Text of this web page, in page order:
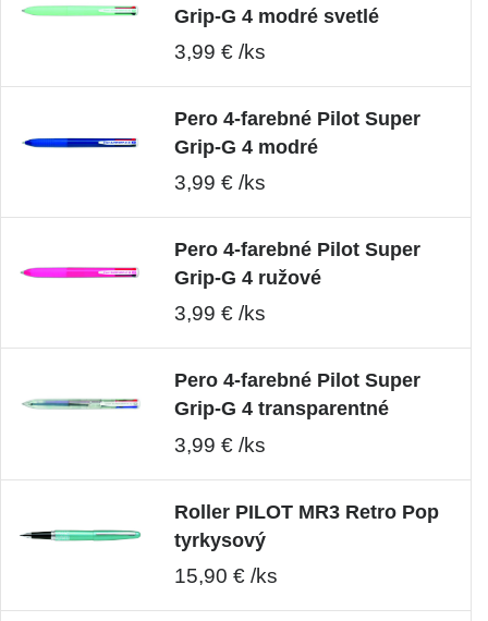
Grip-G 4 modré svetlé
3,99 € /ks
Pero 4-farebné Pilot Super
Grip-G 4 modré
3,99 € /ks
Pero 4-farebné Pilot Super
Grip-G 4 ružové
3,99 € /ks
Pero 4-farebné Pilot Super
Grip-G 4 transparentné
3,99 € /ks
Roller PILOT MR3 Retro Pop
tyrkysový
15,90 € /ks